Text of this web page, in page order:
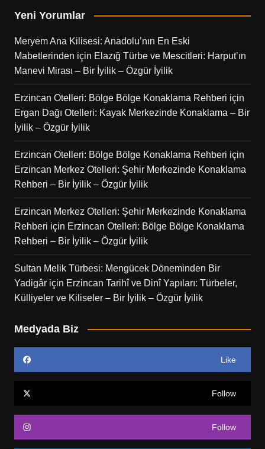
Yeni Yorumlar
Meryem Ana Kilisesi: Anadolu’nın En Eski
Mabetlerinden için Elazığ Türbe ve Mescitleri: Harput’ın
Manevi Mirası – Bir İyilik – Özgür İyilik
Erzincan Otelleri: Bölge Bölge Konaklama Rehberi için
Ergan Dağı Otelleri: Kayak Merkezinde Konaklama – Bir
İyilik – Özgür İyilik
Erzincan Otelleri: Bölge Bölge Konaklama Rehberi için
Erzincan Merkez Otelleri: Şehir Merkezinde Konaklama
Rehberi – Bir İyilik – Özgür İyilik
Erzincan Merkez Otelleri: Şehir Merkezinde Konaklama
Rehberi için Erzincan Otelleri: Bölge Bölge Konaklama
Rehberi – Bir İyilik – Özgür İyilik
Sultan Melik Türbesi: Mengücek Döneminden Bir
Yadigâriçin Erzincan Tarihî ve Dinî Yapıları: Türbeler,
Külliyeler ve Kiliseler – Bir İyilik – Özgür İyilik
Medyada Biz
Like
Follow
Follow